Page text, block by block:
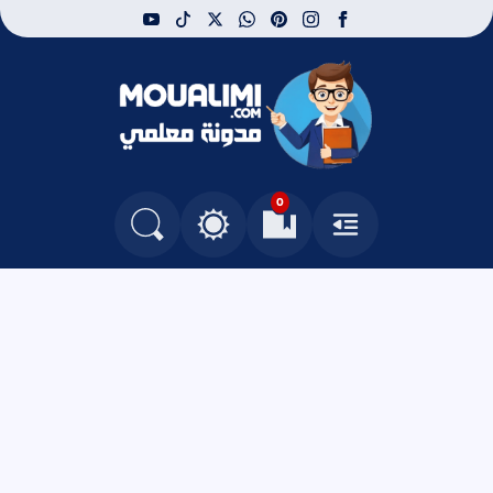
facebook
instagram
pinterest
whatsapp
x
tiktok
youtube
مدونة معلمي
القائمة
0
العلامات المرجعيةالتغيير بين الوضع النهاري والداكن
البحث في المدونة